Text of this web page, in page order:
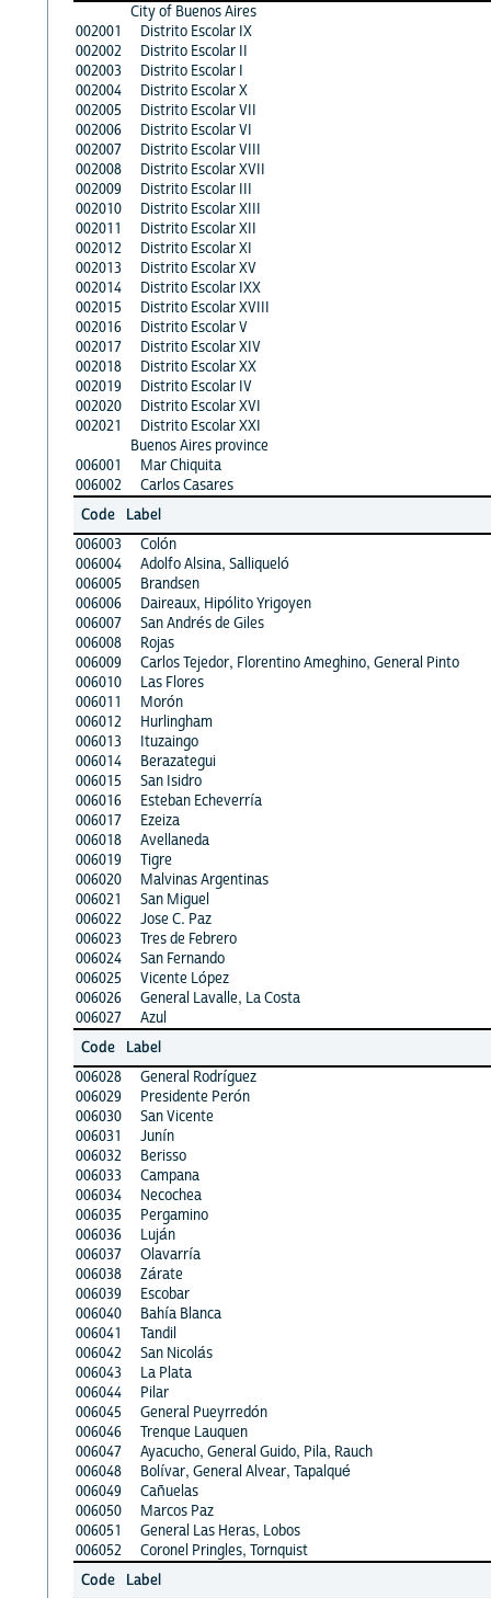
City of Buenos Aires
002001
Distrito Escolar IX
002002
Distrito Escolar II
002003
Distrito Escolar I
002004
Distrito Escolar X
002005
Distrito Escolar VII
002006
Distrito Escolar VI
002007
Distrito Escolar VIII
002008
Distrito Escolar XVII
002009
Distrito Escolar III
002010
Distrito Escolar XIII
002011
Distrito Escolar XII
002012
Distrito Escolar XI
002013
Distrito Escolar XV
002014
Distrito Escolar IXX
002015
Distrito Escolar XVIII
002016
Distrito Escolar V
002017
Distrito Escolar XIV
002018
Distrito Escolar XX
002019
Distrito Escolar IV
002020
Distrito Escolar XVI
002021
Distrito Escolar XXI
Buenos Aires province
006001
Mar Chiquita
006002
Carlos Casares
Code
Label
006003
Colón
006004
Adolfo Alsina, Salliqueló
006005
Brandsen
006006
Daireaux, Hipólito Yrigoyen
006007
San Andrés de Giles
006008
Rojas
006009
Carlos Tejedor, Florentino Ameghino, General Pinto
006010
Las Flores
006011
Morón
006012
Hurlingham
006013
Ituzaingo
006014
Berazategui
006015
San Isidro
006016
Esteban Echeverría
006017
Ezeiza
006018
Avellaneda
006019
Tigre
006020
Malvinas Argentinas
006021
San Miguel
006022
Jose C. Paz
006023
Tres de Febrero
006024
San Fernando
006025
Vicente López
006026
General Lavalle, La Costa
006027
Azul
Code
Label
006028
General Rodríguez
006029
Presidente Perón
006030
San Vicente
006031
Junín
006032
Berisso
006033
Campana
006034
Necochea
006035
Pergamino
006036
Luján
006037
Olavarría
006038
Zárate
006039
Escobar
006040
Bahía Blanca
006041
Tandil
006042
San Nicolás
006043
La Plata
006044
Pilar
006045
General Pueyrredón
006046
Trenque Lauquen
006047
Ayacucho, General Guido, Pila, Rauch
006048
Bolívar, General Alvear, Tapalqué
006049
Cañuelas
006050
Marcos Paz
006051
General Las Heras, Lobos
006052
Coronel Pringles, Tornquist
Code
Label